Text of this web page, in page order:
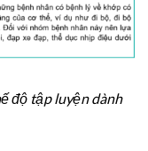
độ tập luyện dành